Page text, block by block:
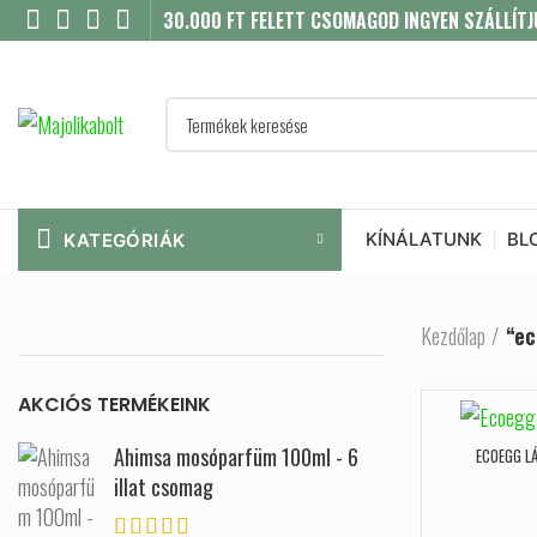
30.000 FT FELETT CSOMAGOD INGYEN
KATEGÓRIÁK KÍNÁLATUNK
AKCIÓS TERMÉKEINK
Ahimsa mosóparfüm 100ml - 6
illat csomag
Kezdőlap
ECOEGG